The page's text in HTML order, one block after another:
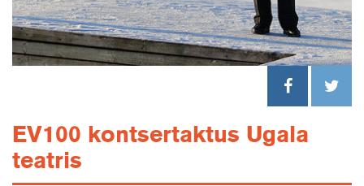
EV100 kontsertaktus Ugala
teatris